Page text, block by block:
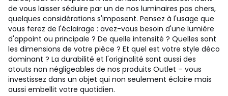
de vous laisser séduire par un de nos luminaires pas chers,
quelques considérations s'imposent. Pensez à l'usage que
vous ferez de l'éclairage : avez-vous besoin d'une lumière
d'appoint ou principale ? De quelle intensité ? Quelles sont
les dimensions de votre pièce ? Et quel est votre style déco
dominant ? La durabilité et l'originalité sont aussi des
atouts non négligeables de nos produits Outlet – vous
investissez dans un objet qui non seulement éclaire mais
aussi embellit votre quotidien.